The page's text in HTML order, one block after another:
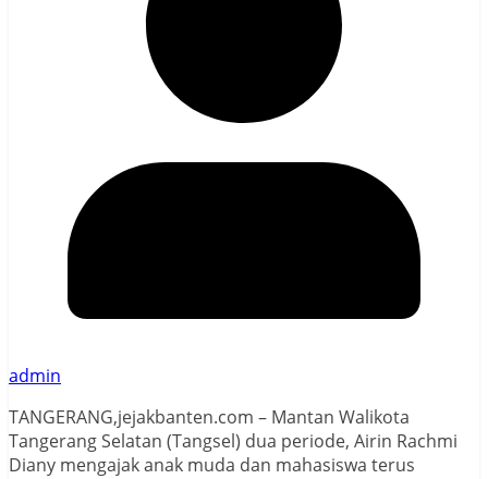
admin
TANGERANG,jejakbanten.com – Mantan Walikota
Tangerang Selatan (Tangsel) dua periode, Airin Rachmi
Diany mengajak anak muda dan mahasiswa terus